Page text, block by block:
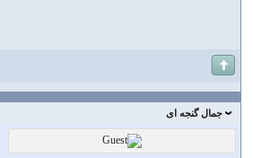
جمال گنجه ای